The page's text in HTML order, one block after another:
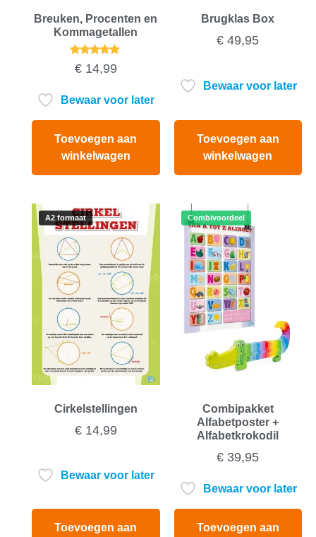
Breuken, Procenten en
Kommagetallen
Gewaardeerd
5.00
€14,99
Bewaar voor later
Toevoegen aan
winkelwagen
Brugklas Box
€ 49,95
Bewaar voor later
Toevoegen aan
winkelwagen
A2 formaat
Cirkelstellingen
€14,99
Bewaar voor later
Toevoegen aan
Combivoordeel
Combipakket
Alfabetposter +
Alfabetkrokodil
€ 39,95
Bewaar voor later
Toevoegen aan